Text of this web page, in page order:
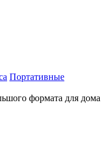
Портативные
формата для дома